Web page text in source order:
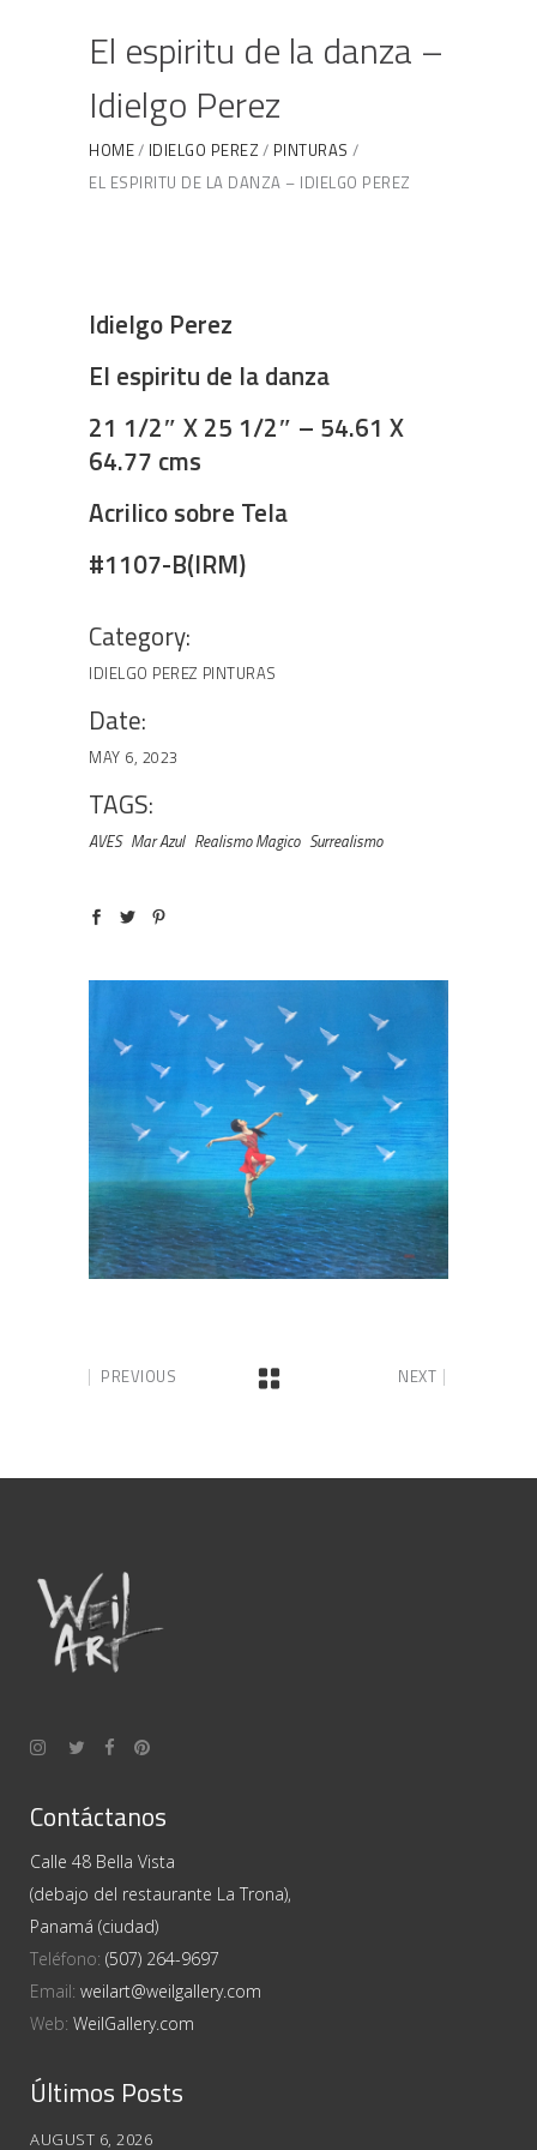
El espiritu de la danza –
Idielgo Perez
HOME IDIELGO PEREZ
PINTURAS
EL ESPIRITU DE LA DANZA – IDIELGO PEREZ
Idielgo Perez
El espiritu de la danza
21 1/2″ X 25 1/2″ – 54.61 X
64.77 cms
Acrilico sobre Tela
#1107-B(IRM)
Category:
IDIELGO PEREZ PINTURAS
Date:
MAY 6, 2023
TAGS:
AVES Mar Azul Realismo Magico Surrealismo
PREVIOUS NEXT
Contáctanos
Calle 48 Bella Vista
(debajo del restaurante La Trona),
Panamá (ciudad)
Teléfono: (507) 264-9697
Email: weilart@weilgallery.com
Web: WeilGallery.com
Últimos Posts
AUGUST 6, 2026